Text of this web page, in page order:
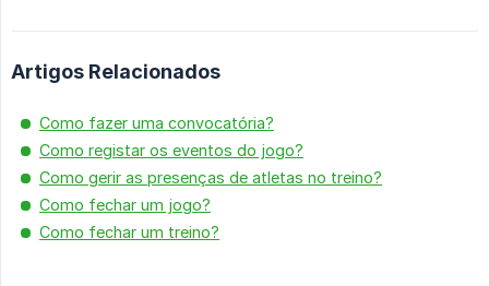
Artigos Relacionados
Como fazer uma convocatória?
Como registar os eventos do jogo?
Como gerir as presenças de atletas no treino?
Como fechar um jogo?
Como fechar um treino?